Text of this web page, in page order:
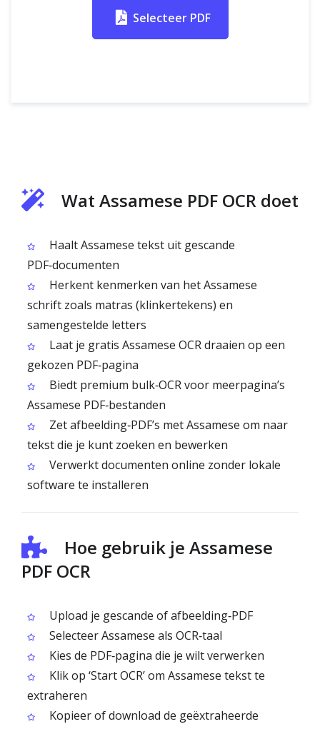
Selecteer PDF
Wat Assamese PDF OCR doet
Haalt Assamese tekst uit gescande
PDF‑documenten
Herkent kenmerken van het Assamese
schrift zoals matras (klinkertekens) en
samengestelde letters
Laat je gratis Assamese OCR draaien op een
gekozen PDF‑pagina
Biedt premium bulk‑OCR voor meerpagina’s
Assamese PDF‑bestanden
Zet afbeelding‑PDF’s met Assamese om naar
tekst die je kunt zoeken en bewerken
Verwerkt documenten online zonder lokale
software te installeren
Hoe gebruik je Assamese
PDF OCR
Upload je gescande of afbeelding‑PDF
Selecteer Assamese als OCR‑taal
Kies de PDF‑pagina die je wilt verwerken
Klik op ‘Start OCR’ om Assamese tekst te
extraheren
Kopieer of download de geëxtraheerde